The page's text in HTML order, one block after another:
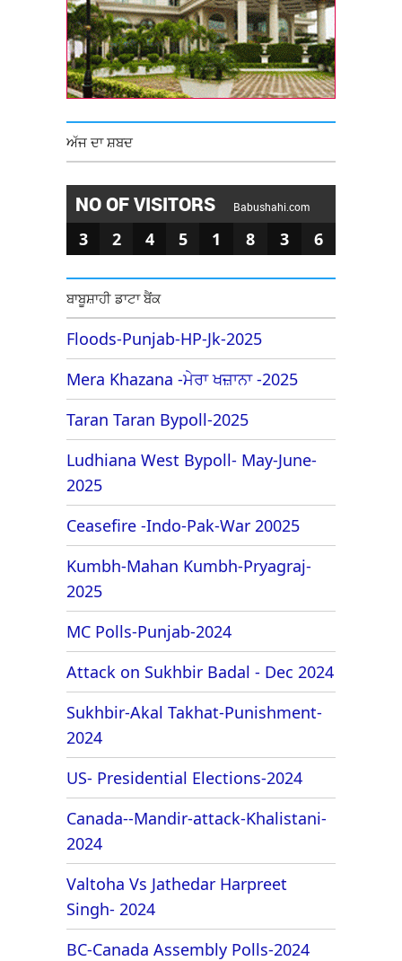
ਅੱਜ ਦਾ ਸ਼ਬਦ
NO OF VISITORS Babushahi.com
3 2 4 5 1 8 3 6
ਬਾਬੂਸ਼ਾਹੀ ਡਾਟਾ ਬੈਂਕ
Floods-Punjab-HP-Jk-2025
Mera Khazana -ਮੇਰਾ ਖਜ਼ਾਨਾ -2025
Taran Taran Bypoll-2025
Ludhiana West Bypoll- May-June-
2025
Ceasefire -Indo-Pak-War 20025
Kumbh-Mahan Kumbh-Pryagraj-
2025
MC Polls-Punjab-2024
Attack on Sukhbir Badal - Dec 2024
Sukhbir-Akal Takhat-Punishment-
2024
US- Presidential Elections-2024
Canada--Mandir-attack-Khalistani-
2024
Valtoha Vs Jathedar Harpreet
Singh- 2024
BC-Canada Assembly Polls-2024